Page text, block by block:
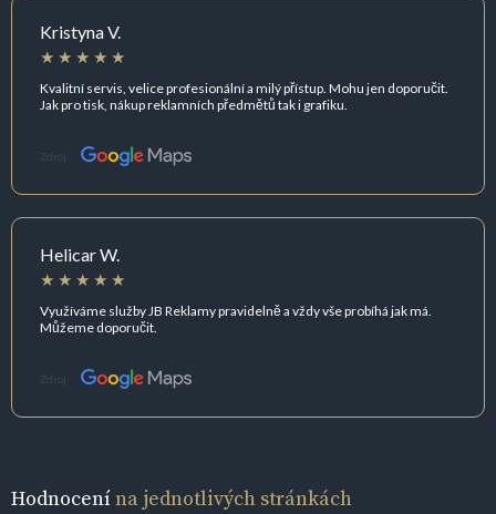
Kristyna V.
Kvalitní servis, velice profesionální a milý přístup. Mohu jen doporučit.
Jak pro tisk, nákup reklamních předmětů tak i grafiku.
Zdroj:
Helicar W.
Využíváme služby JB Reklamy pravidelně a vždy vše probíhá jak má.
Můžeme doporučit.
Zdroj:
Hodnocenína jednotlivých stránkách